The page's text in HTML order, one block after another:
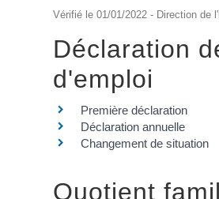
Vérifié le 01/01/2022 - Direction de
Déclaration
d'emploi
Première déclaration
Déclaration annuelle
Changement de situation
Quotient